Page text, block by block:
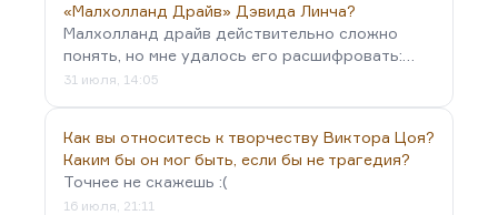
«Малхолланд Драйв» Дэвида Линча?
Малхолланд драйв действительно сложно
понять, но мне удалось его расшифровать:…
31 июля, 14:05
Как вы относитесь к творчеству Виктора Цоя?
Каким бы он мог быть, если бы не трагедия?
Точнее не скажешь :(
16 июля, 21:11